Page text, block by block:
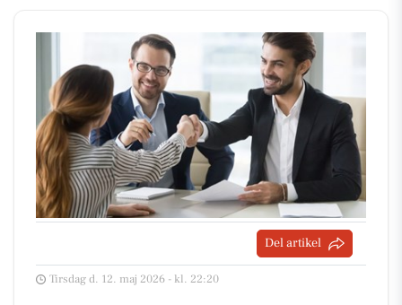
Del artikel
Tirsdag d. 12. maj 2026 - kl. 22:20